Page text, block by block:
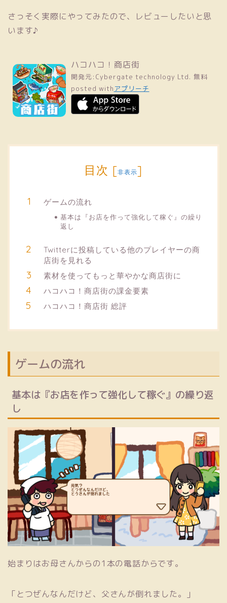
さっそく実際にやってみたので、レビューしたいと思
います♪
ハコハコ！商店街
開発元: Cybergate technology Ltd. 無料
posted with アプリーチ
目次 [非表示]
ゲームの流れ
基本は『お店を作って強化して稼ぐ』の繰り
返し
Twitterに投稿している他のプレイヤーの商
店街を見れる
素材を使ってもっと華やかな商店街に
ハコハコ！商店街の課金要素
ハコハコ！商店街 総評
ゲームの流れ
基本は『お店を作って強化して稼ぐ』の繰り返
し
始まりはお母さんからの1本の電話からです。
「とつぜんなんだけど、父さんが倒れました。」